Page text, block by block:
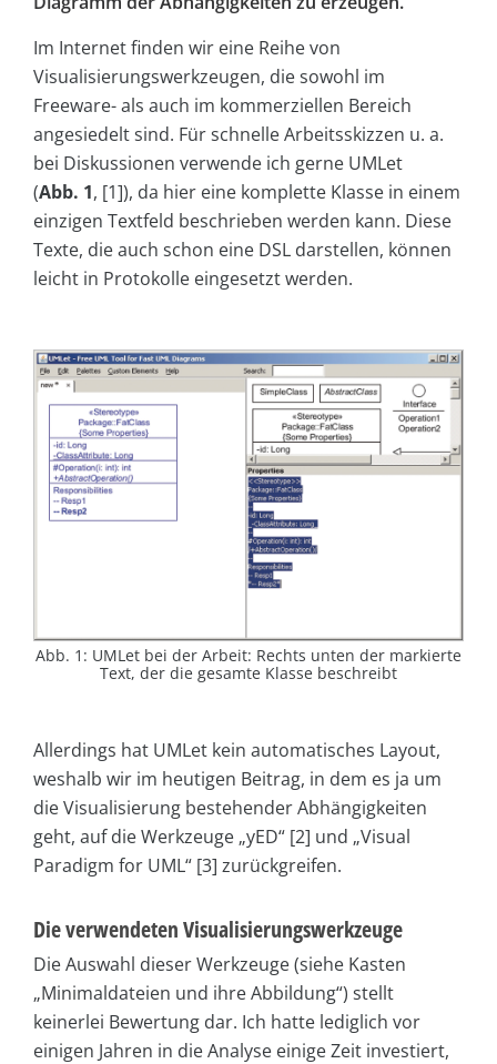
Im Internet finden wir eine Reihe von
Visualisierungswerkzeugen, die sowohl im
Freeware- als auch im kommerziellen Bereich
angesiedelt sind. Für schnelle Arbeitsskizzen u. a.
bei Diskussionen verwende ich gerne UMLet
(Abb. 1, [1]), da hier eine komplette Klasse in einem
einzigen Textfeld beschrieben werden kann. Diese
Texte, die auch schon eine DSL darstellen, können
leicht in Protokolle eingesetzt werden.
Abb. 1: UMLet bei der Arbeit: Rechts unten der markierte
Text, der die gesamte Klasse beschreibt
Allerdings hat UMLet kein automatisches Layout,
weshalb wir im heutigen Beitrag, in dem es ja um
die Visualisierung bestehender Abhängigkeiten
geht, auf die Werkzeuge „yED“ [2] und „Visual
Paradigm for UML“ [3] zurückgreifen.
Die verwendeten Visualisierungswerkzeuge
Die Auswahl dieser Werkzeuge (siehe Kasten
„Minimaldateien und ihre Abbildung“) stellt
keinerlei Bewertung dar. Ich hatte lediglich vor
einigen Jahren in die Analyse einige Zeit investiert,